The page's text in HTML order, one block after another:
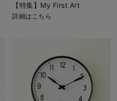
【特集】My First Art
詳細はこちら